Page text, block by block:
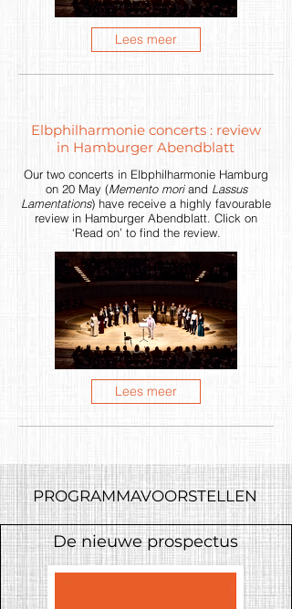
Lees meer
Elbphilharmonie concerts : review
in Hamburger Abendblatt
Our two concerts in Elbphilharmonie Hamburg
on 20 May (Memento moriand Lassus
Lamentations) have receive a highly favourable
review in Hamburger Abendblatt. Click on
‘Read on’ to find the review.
Lees meer
PROGRAMMAVOORSTELLEN
De nieuwe prospectus